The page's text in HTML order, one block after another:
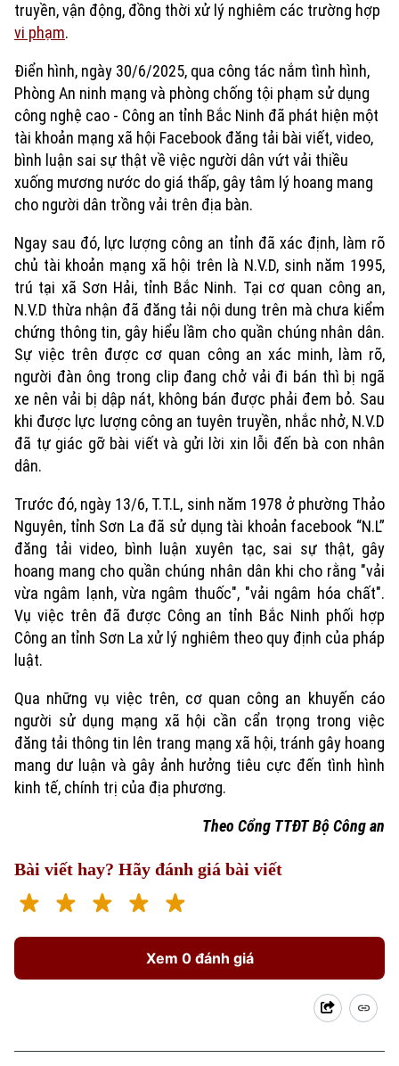
Xu hướng
truyền, vận động, đồng thời xử lý nghiêm các trường hợp
vi phạm.
Điển hình, ngày 30/6/2025, qua công tác nắm tình hình,
Phòng An ninh mạng và phòng chống tội phạm sử dụng
công nghệ cao - Công an tỉnh Bắc Ninh đã phát hiện một
tài khoản mạng xã hội Facebook đăng tải bài viết, video,
bình luận sai sự thật về việc người dân vứt vải thiều
xuống mương nước do giá thấp, gây tâm lý hoang mang
cho người dân trồng vải trên địa bàn.
Ngay sau đó, lực lượng công an tỉnh đã xác định, làm rõ
chủ tài khoản mạng xã hội trên là N.V.D, sinh năm 1995,
trú tại xã Sơn Hải, tỉnh Bắc Ninh. Tại cơ quan công an,
N.V.D thừa nhận đã đăng tải nội dung trên mà chưa kiểm
chứng thông tin, gây hiểu lầm cho quần chúng nhân dân.
Sự việc trên được cơ quan công an xác minh, làm rõ,
người đàn ông trong clip đang chở vải đi bán thì bị ngã
xe nên vải bị dập nát, không bán được phải đem bỏ. Sau
khi được lực lượng công an tuyên truyền, nhắc nhở, N.V.D
đã tự giác gỡ bài viết và gửi lời xin lỗi đến bà con nhân
dân.
Trước đó, ngày 13/6, T.T.L, sinh năm 1978 ở phường Thảo
Nguyên, tỉnh Sơn La đã sử dụng tài khoản facebook “N.L”
đăng tải video, bình luận xuyên tạc, sai sự thật, gây
hoang mang cho quần chúng nhân dân khi cho rằng "vải
vừa ngâm lạnh, vừa ngâm thuốc", "vải ngâm hóa chất".
Vụ việc trên đã được Công an tỉnh Bắc Ninh phối hợp
Công an tỉnh Sơn La xử lý nghiêm theo quy định của pháp
luật.
Qua những vụ việc trên, cơ quan công an khuyến cáo
người sử dụng mạng xã hội cần cẩn trọng trong việc
đăng tải thông tin lên trang mạng xã hội, tránh gây hoang
mang dư luận và gây ảnh hưởng tiêu cực đến tình hình
kinh tế, chính trị của địa phương.
Theo Cổng TTĐT Bộ Công an
Bài viết hay? Hãy đánh giá bài viết
Xem 0 đánh giá